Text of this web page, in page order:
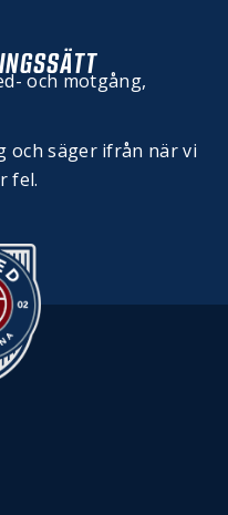
och motgång,
och säger ifrån när vi
fel.